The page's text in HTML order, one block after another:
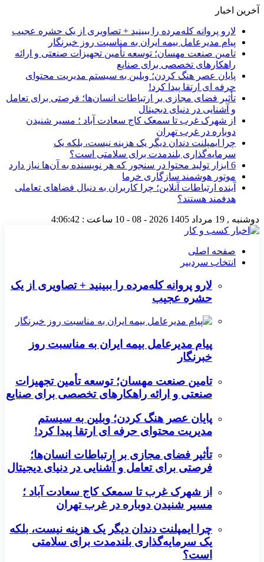
آخرین اخبار
لارو پروانه کله‌مرده را ببینید + تصاویری از یک حشره عجیب
پیام مدیرعامل بیمه ایران به مناسبت روز خبرنگار
تامین صنعت مهسان؛ توسعه تأمین تجهیزات صنعتی و ارائه
راهکارهای تخصصی برای صنایع
پایان عصر هنگ کردن؛ وبلین به سیستم مدیریت محتوای
حرفه ای ارتقا پیدا کرد!
تأثیر فضای مجازی بر ارتباطات انسان‌ها؛ فرصتی برای تعامل
و آشنایی در دنیای دیجیتال
از شهرک غرب تا سمعک کاج سعادت آباد ؛ مسیر شنیدن
دوباره در غرب تهران
چرا ایمپلنت دندان دیگر یک هزینه نیست، بلکه یک
سرمایه‌گذاری بلندمدت برای سلامتی است؟
6 ابزار تولید محتوا در سنجور که هر نویسنده به آن‌ها نیاز دارد
موتور هوشمند سازگاری خرما
آینده ارتباطات آنلاین؛ چرا کاربران به دنبال فضاهای تعاملی
هدفمند هستند؟
دوشنبه , 19 مرداد 1405 2026 - 08 - 10 ساعت : 4:06:43
صفحه اصلی
انتخاب سردبیر
لارو پروانه کله‌مرده را ببینید + تصاویری از یک
حشره عجیب
پیام مدیرعامل بیمه ایران به مناسبت روز
خبرنگار
تامین صنعت مهسان؛ توسعه تأمین تجهیزات
صنعتی و ارائه راهکارهای تخصصی برای صنایع
پایان عصر هنگ کردن؛ وبلین به سیستم
مدیریت محتوای حرفه ای ارتقا پیدا کرد!
تأثیر فضای مجازی بر ارتباطات انسان‌ها؛
فرصتی برای تعامل و آشنایی در دنیای دیجیتال
از شهرک غرب تا سمعک کاج سعادت آباد ؛
مسیر شنیدن دوباره در غرب تهران
چرا ایمپلنت دندان دیگر یک هزینه نیست، بلکه
یک سرمایه‌گذاری بلندمدت برای سلامتی
است؟